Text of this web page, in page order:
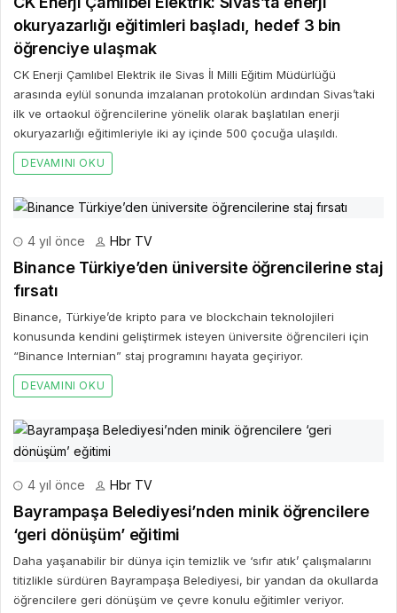
okuryazarlığı eğitimleri başladı, hedef 3 bin
öğrenciye ulaşmak
CK Enerji Çamlıbel Elektrik ile Sivas İl Milli Eğitim Müdürlüğü
arasında eylül sonunda imzalanan protokolün ardından Sivas’taki
ilk ve ortaokul öğrencilerine yönelik olarak başlatılan enerji
okuryazarlığı eğitimleriyle iki ay içinde 500 çocuğa ulaşıldı.
DEVAMINI OKU
4 yıl önce Hbr TV
Binance Türkiye’den üniversite öğrencilerine staj
fırsatı
Binance, Türkiye’de kripto para ve blockchain teknolojileri
konusunda kendini geliştirmek isteyen üniversite öğrencileri için
“Binance Internian” staj programını hayata geçiriyor.
DEVAMINI OKU
4 yıl önce Hbr TV
Bayrampaşa Belediyesi’nden minik öğrencilere
‘geri dönüşüm’ eğitimi
Daha yaşanabilir bir dünya için temizlik ve ‘sıfır atık’ çalışmalarını
titizlikle sürdüren Bayrampaşa Belediyesi, bir yandan da okullarda
öğrencilere geri dönüşüm ve çevre konulu eğitimler veriyor.